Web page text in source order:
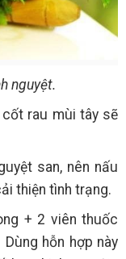
nguyệt.
rau mùi tây sẽ
san, nên nấu
thiện tình trạng.
+ 2 viên thuốc
hỗn hợp này